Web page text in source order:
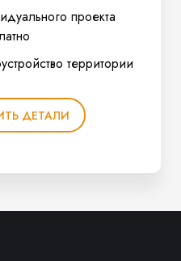
проекта
территории
ДЕТАЛИ